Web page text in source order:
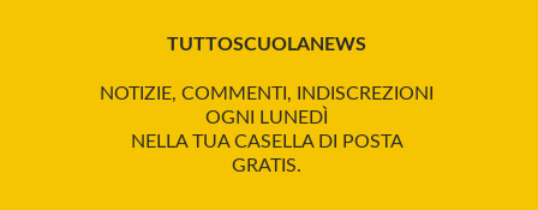
TUTTOSCUOLANEWS
NOTIZIE, COMMENTI, INDISCREZIONI
OGNI LUNEDÌ
NELLA TUA CASELLA DI POSTA
GRATIS.